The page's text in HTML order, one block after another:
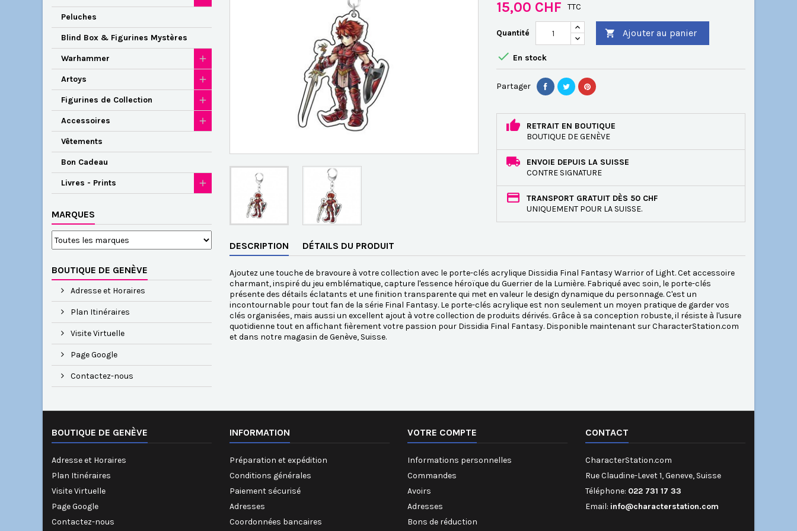
Peluches
Blind Box & Figurines Mystères
Warhammer
Artoys
Figurines de Collection
Accessoires
Vêtements
Bon Cadeau
Livres - Prints
MARQUES
BOUTIQUE DE GENÈVE
Adresse et Horaires
Plan Itinéraires
Visite Virtuelle
Page Google
Contactez-nous
15,00 CHF TTC
Quantité  Ajouter au panier
 En stock
Partager
RETRAIT EN BOUTIQUE
BOUTIQUE DE GENÈVE
ENVOIE DEPUIS LA SUISSE
CONTRE SIGNATURE
TRANSPORT GRATUIT DÈS 50 CHF
UNIQUEMENT POUR LA SUISSE.
DESCRIPTION DÉTAILS DU PRODUIT
Ajoutez une touche de bravoure à votre collection avec le porte-clés acrylique Dissidia Final Fantasy Warrior of Light. Cet accessoire
charmant, inspiré du jeu emblématique, capture l'essence héroïque du Guerrier de la Lumière. Fabriqué avec soin, le porte-clés
présente des détails éclatants et une finition transparente qui met en valeur le design dynamique du personnage. C'est un
incontournable pour tout fan de la série Final Fantasy. Le porte-clés acrylique est non seulement un moyen pratique de garder vos
clés organisées, mais aussi un excellent ajout à votre collection de produits dérivés. Grâce à sa conception robuste, il résiste à l'usure
quotidienne tout en affichant fièrement votre passion pour Dissidia Final Fantasy. Disponible maintenant sur CharacterStation.com
et dans notre magasin de Genève, Suisse.
BOUTIQUE DE GENÈVE
Adresse et Horaires
Plan Itinéraires
Visite Virtuelle
Page Google
Contactez-nous
INFORMATION
Préparation et expédition
Conditions générales
Paiement sécurisé
Adresses
Coordonnées bancaires
VOTRE COMPTE
Informations personnelles
Commandes
Avoirs
Adresses
Bons de réduction
CONTACT
CharacterStation.com
Rue Claudine-Levet 1, Geneve, Suisse
Téléphone: 022 731 17 33
Email: info@characterstation.com